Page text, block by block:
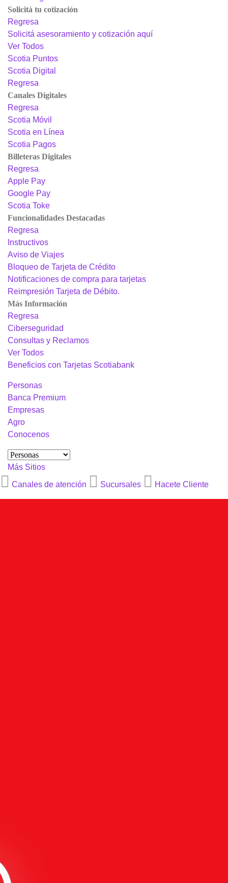
Solicitá tu cotización
Regresa
Solicitá asesoramiento y cotización aquí
Ver Todos
Scotia Puntos
Scotia Digital
Regresa
Canales Digitales
Regresa
Scotia Móvil
Scotia en Línea
Scotia Pagos
Billeteras Digitales
Regresa
Apple Pay
Google Pay
Scotia Toke
Funcionalidades Destacadas
Regresa
Instructivos
Aviso de Viajes
Bloqueo de Tarjeta de Crédito
Notificaciones de compra para tarjetas
Reimpresión Tarjeta de Débito.
Más Información
Regresa
Ciberseguridad
Consultas y Reclamos
Ver Todos
Beneficios con Tarjetas Scotiabank
Personas
Banca Premium
Empresas
Agro
Conocenos
Más Sitios
Canales de atención
Sucursales Hacete Cliente